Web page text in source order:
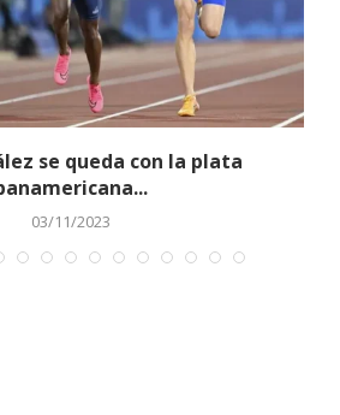
se queda con la plata
03/11/2023